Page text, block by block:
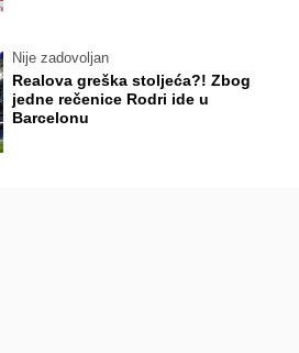
Nije zadovoljan
Realova greška stoljeća?! Zbog
jedne rečenice Rodri ide u
Barcelonu